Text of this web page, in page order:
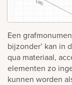
Een
bijzonder’ kan in
qua materiaal,
elementen zo
kunnen worden